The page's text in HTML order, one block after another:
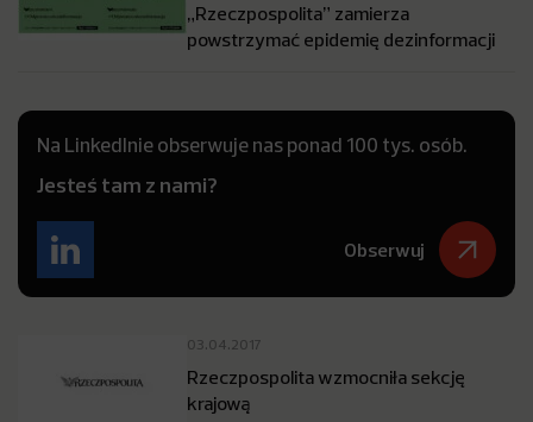
„Rzeczpospolita” zamierza
powstrzymać epidemię dezinformacji
Na LinkedInie obserwuje nas ponad 100 tys. osób.
Jesteś tam z nami?
Obserwuj
03.04.2017
Rzeczpospolita wzmocniła sekcję
krajową